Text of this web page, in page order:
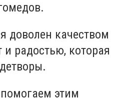
доволен качеством
радостью, которая
этим